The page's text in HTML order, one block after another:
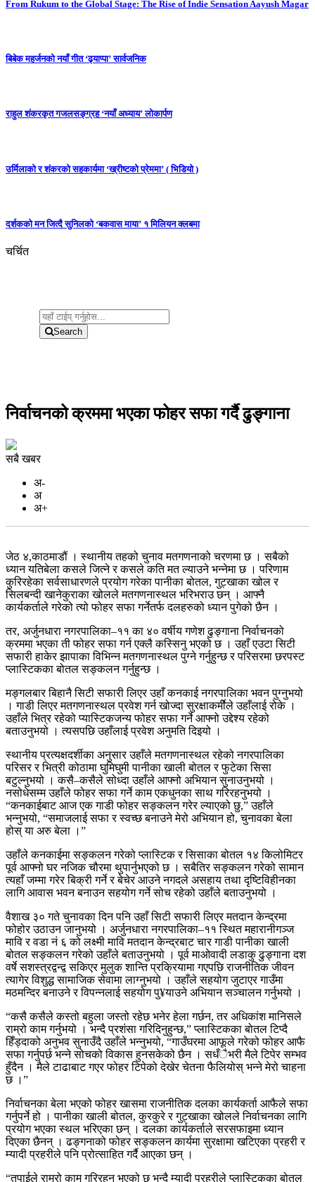
From Rukum to the Global Stage: The Rise of Indie Sensation Aayush Magar
बिबेक महर्जनको नयाँ गीत ‘ढ्याप्पा’ सार्वजनिक
राहुल शंकरकृत गजलसङ्ग्रह ‘नयाँ अध्याय’ लोकार्पण
उर्मिलाको र शंकरको सहकार्यमा ‘ख्रीष्टको प्रेममा’ ( भिडियो )
दर्शकको मन जित्दै सुनिलको ‘बकवास माया’ १ मिलियन क्लबमा
चर्चित
Search
निर्वाचनको क्रममा भएका फोहर सफा गर्दै ढुङ्गाना
सबै खबर
अ-
अ
अ+
जेठ ४,काठमाडौं । स्थानीय तहको चुनाव मतगणनाको चरणमा छ । सबैको
ध्यान यतिबेला कसले जित्ने र कसले कति मत ल्याउने भन्नेमा छ । परिणाम
कुरिरहेका सर्वसाधारणले प्रयोग गरेका पानीका बोतल, गुट्खाका खोल र
सिलबन्दी खानेकुराका खोलले मतगणनास्थल भरिभराउ छन् । आफ्नै
कार्यकर्ताले गरेको त्यो फोहर सफा गर्नेतर्फ दलहरुको ध्यान पुगेको छैन ।
तर, अर्जुनधारा नगरपालिका–११ का ४० वर्षीय गणेश ढुङ्गाना निर्वाचनको
क्रममा भएका ती फोहर सफा गर्न एक्लै कस्सिनु भएको छ । उहाँ एउटा सिटी
सफारी हाकेर झापाका विभिन्न मतगणनास्थल पुग्ने गर्नुहुन्छ र परिसरमा छरपस्ट
प्लास्टिकका बोतल सङ्कलन गर्नुहुन्छ ।
मङ्गलबार बिहानै सिटी सफारी लिएर उहाँ कनकाई नगरपालिका भवन पुग्नुभयो
। गाडी लिएर मतगणनास्थल प्रवेश गर्न खोज्दा सुरक्षाकर्मीेले उहाँलाई रोके ।
उहाँले भित्र रहेको प्यास्टिकजन्य फोहर सफा गर्ने आफ्नो उद्देश्य रहेको
बताउनुभयो । त्यसपछि उहाँलाई प्रवेश अनुमति दिइयो ।
स्थानीय प्रत्यक्षदर्शीका अनुसार उहाँले मतगणनास्थल रहेको नगरपालिका
परिसर र भित्री कोठामा घुमिघुमी पानीका खाली बोतल र फुटेका सिसा
बटुल्नुभयो । कसै–कसैले सोध्दा उहाँले आफ्नो अभियान सुनाउनुभयो ।
नसोधेसम्म उहाँले फोहर सफा गर्ने काम एकधुनका साथ गरिरहनुभयो ।
“कनकाईबाट आज एक गाडी फोहर सङ्कलन गरेर ल्याएको छु,” उहाँले
भन्नुभयो, “समाजलाई सफा र स्वच्छ बनाउने मेरो अभियान हो, चुनावका बेला
होस् या अरु बेला ।”
उहाँले कनकाईमा सङ्कलन गरेको प्लास्टिक र सिसाका बोतल १४ किलोमिटर
पूर्व आफ्नो घर नजिक चौरमा थुपार्नुभएको छ । सबैतिर सङ्कलन गरेको सामान
त्यहाँ जम्मा गरेर बिक्री गर्ने र बेचेर आउने नगदले असहाय तथा दृष्टिविहीनका
लागि आवास भवन बनाउन सहयोग गर्ने सोच रहेको उहाँले बताउनुभयो ।
वैशाख ३० गते चुनावका दिन पनि उहाँ सिटी सफारी लिएर मतदान केन्द्रमा
फोहोर उठाउन जानुभयो । अर्जुनधारा नगरपालिका–११ स्थित महारानीगञ्ज
मावि र वडा नं ६ को लक्ष्मी मावि मतदान केन्द्रबाट चार गाडी पानीका खाली
बोतल सङ्कलन गरेको उहाँले बताउनुभयो । पूर्व माओवादी लडाकु ढुङ्गाना दश
वर्षे सशस्त्रद्वन्द्व सकिएर मुलुक शान्ति प्रक्रियामा गएपछि राजनीतिक जीवन
त्यागेर विशुद्ध सामाजिक सेवामा लाग्नुभयो । उहाँले सहयोग जुटाएर गाउँमा
मठमन्दिर बनाउने र विपन्नलाई सहयोग पु¥याउने अभियान सञ्चालन गर्नुभयो ।
“कसै कसैले कस्तो बहुला जस्तो रहेछ भनेर हेला गर्छन, तर अधिकांश मानिसले
राम्रो काम गर्नुभयो । भन्दै प्रशंसा गरिदिनुहुन्छ,” प्लास्टिकका बोतल टिप्दै
हिँड्दाको अनुभव सुनाउँदै उहाँले भन्नुभयो, “गाउँघरमा आफूले गरेको फोहर आफै
सफा गर्नुपर्छ भन्ने सोचको विकास हुनसकेको छैन । सधँैभरी मैले टिपेर सम्भव
हुँदैन । मैले टाढाबाट गएर फोहर टिपेको देखेर चेतना फैलियोस् भन्ने मेरो चाहना
छ ।”
निर्वाचनका बेला भएको फोहर खासमा राजनीतिक दलका कार्यकर्ता आफैले सफा
गर्नुपर्ने हो । पानीका खाली बोतल, कुरकुरे र गुट्खाका खोलले निर्वाचनका लागि
प्रयोग भएका स्थल भरिएका छन् । दलका कार्यकर्ताले सरसफाइमा ध्यान
दिएका छैनन् । ढङ्गनाको फोहर सङ्कलन कार्यमा सुरक्षामा खटिएका प्रहरी र
म्यादी प्रहरीले पनि प्रोत्साहित गर्दै आएका छन् ।
“तपाईले राम्रो काम गरिरहनु भएको छ भन्दै म्यादी प्रहरीले प्लास्टिकका बोतल